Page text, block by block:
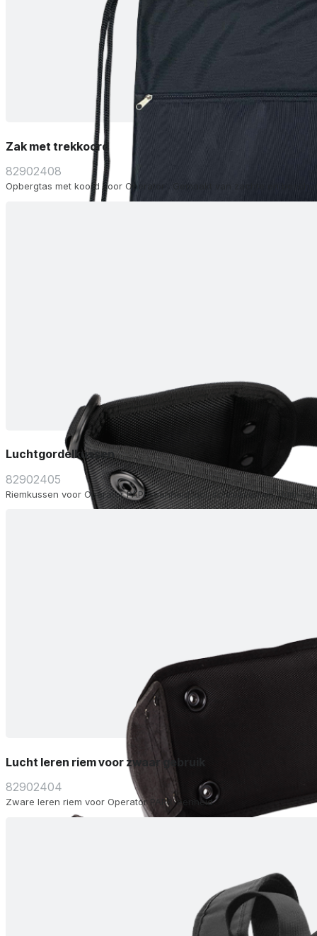
Zak met trekkoord
82902408
Opbergtas met koord voor Operator . Gemaakt van zachte en
Luchtgordelkussen
82902405
Riemkussen voor Operator PAPR-eenheid.Incl. schroeven en
Lucht leren riem voor zwaar gebruik
82902404
Zware leren riem voor Operator PAPR-eenheid.